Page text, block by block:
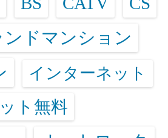
ンドマンション
インターネット
ト無料